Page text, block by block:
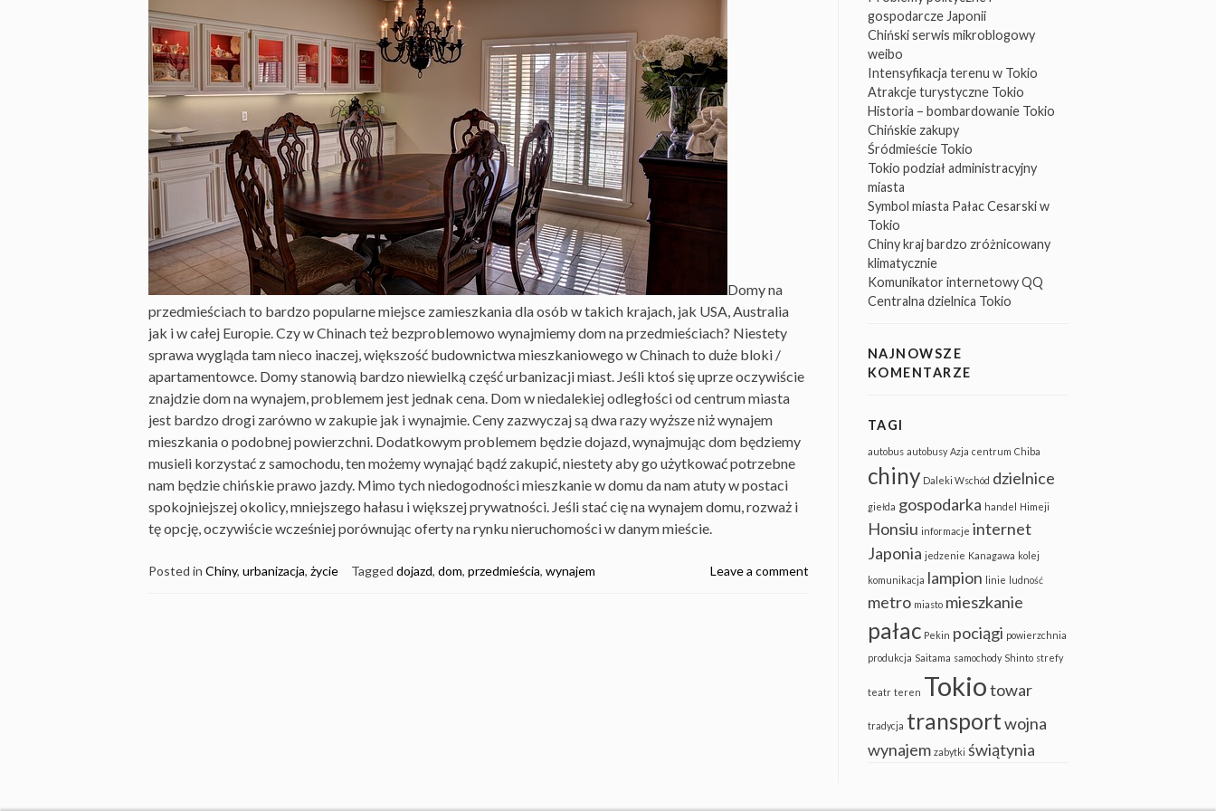
Domy na
przedmieściach to bardzo popularne miejsce zamieszkania dla osób w takich krajach, jak USA, Australia
jak i w całej Europie. Czy w Chinach też bezproblemowo wynajmiemy dom na przedmieściach? Niestety
sprawa wygląda tam nieco inaczej, większość budownictwa mieszkaniowego w Chinach to duże bloki /
apartamentowce. Domy stanowią bardzo niewielką część urbanizacji miast. Jeśli ktoś się uprze oczywiście
znajdzie dom na wynajem, problemem jest jednak cena. Dom w niedalekiej odległości od centrum miasta
jest bardzo drogi zarówno w zakupie jak i wynajmie. Ceny zazwyczaj są dwa razy wyższe niż wynajem
mieszkania o podobnej powierzchni. Dodatkowym problemem będzie dojazd, wynajmując dom będziemy
musieli korzystać z samochodu, ten możemy wynająć bądź zakupić, niestety aby go użytkować potrzebne
nam będzie chińskie prawo jazdy. Mimo tych niedogodności mieszkanie w domu da nam atuty w postaci
spokojniejszej okolicy, mniejszego hałasu i większej prywatności. Jeśli stać cię na wynajem domu, rozważ i
tę opcję, oczywiście wcześniej porównując oferty na rynku nieruchomości w danym mieście.
Posted in Chiny, urbanizacja, życie Tagged dojazd, dom, przedmieścia, wynajem Leave a comment
gospodarcze Japonii
Chiński serwis mikroblogowy
weibo
Intensyfikacja terenu w Tokio
Atrakcje turystyczne Tokio
Historia – bombardowanie Tokio
Chińskie zakupy
Śródmieście Tokio
Tokio podział administracyjny
miasta
Symbol miasta Pałac Cesarski w
Tokio
Chiny kraj bardzo zróżnicowany
klimatycznie
Komunikator internetowy QQ
Centralna dzielnica Tokio
NAJNOWSZE
KOMENTARZE
TAGI
autobus autobusy Azja centrum Chiba
chiny Daleki Wschód dzielnice
giełda gospodarka handel Himeji
Honsiu informacje internet
Japonia jedzenie Kanagawa kolej
komunikacja lampion linie ludność
metro miasto mieszkanie
pałac Pekin pociągi powierzchnia
produkcja Saitama samochody Shinto strefy
teatr teren Tokiotowar
tradycja transportwojna
wynajem zabytki świątynia